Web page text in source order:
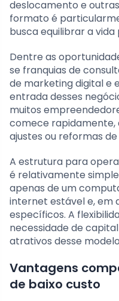
deslocamento e
formato é
busca equilibrar a vida
Dentre as
se franquias de
de marketing digital e
entrada desses
muitos
comece rapidamente,
ajustes ou reformas
A estrutura para
é relativamente
apenas de um
internet estável e, em
específicos. A
necessidade de
atrativos desse
Vantagens
de baixo custo